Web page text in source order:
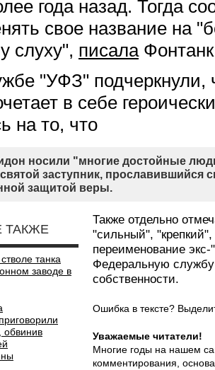
года назад. Тогда
свое название на
слуху", писала
"УФЗ" подчеркнули,
в себе
на то, что
носили "многие достойные
заступник, прославившийся
защитой веры.
ТАКЖЕ
танка
заводе в
обвинив
Также отдельно
"сильный",
переименование
Федеральную службу
собственности.
Ошибка в тексте?
Уважаемые читатели!
Многие годы на нашем
комментирования,